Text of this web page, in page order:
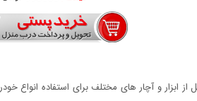
ابزار و آچار های مختلف برای استفاده